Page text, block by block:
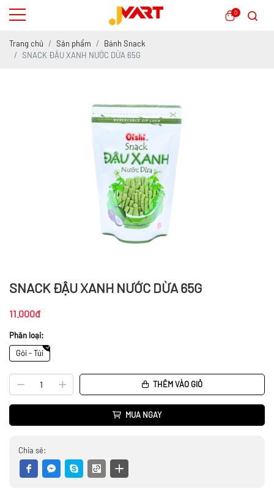
0
Trang chủ Sản phẩm
Bánh Snack
SNACK ĐẬU XANH NƯỚC DỪA 65G
SNACK ĐẬU XANH NƯỚC DỪA 65G
11.000đ
Phân loại:
Gói - Túi
THÊM VÀO GIỎ
MUA NGAY
Chia sẻ: